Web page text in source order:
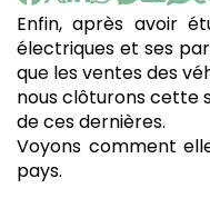
Enfin, après avoir
électriques et ses
que les ventes des
nous clôturons cette
de ces dernières.
Voyons comment
pays.